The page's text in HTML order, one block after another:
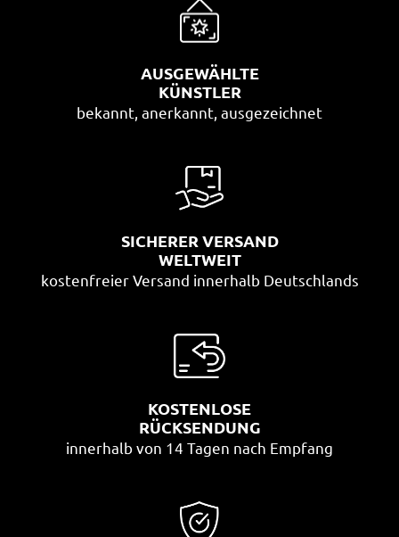
AUSGEWÄHLTE
KÜNSTLER
bekannt, anerkannt, ausgezeichnet
SICHERER VERSAND
WELTWEIT
kostenfreier Versand innerhalb Deutschlands
KOSTENLOSE
RÜCKSENDUNG
innerhalb von 14 Tagen nach Empfang